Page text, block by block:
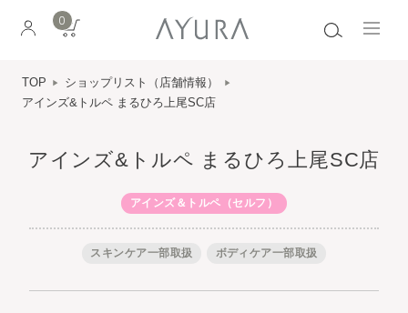
0
TOP
ショップリスト（店舗情報）
アインズ&トルペ まるひろ上尾SC店
アインズ&トルペ まるひろ上尾SC店
アインズ＆トルペ（セルフ）
スキンケア一部取扱 ボディケア一部取扱